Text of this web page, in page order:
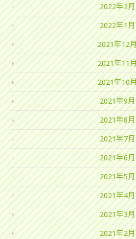
2022年2月
2022年1月
2021年12月
2021年11月
2021年10月
2021年9月
2021年8月
2021年7月
2021年6月
2021年5月
2021年4月
2021年3月
2021年2月